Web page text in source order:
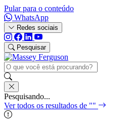
Pular para o conteúdo
WhatsApp
Redes sociais
Pesquisar
Pesquisando...
Ver todos os resultados de ""